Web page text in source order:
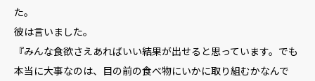
た。
彼は言いました。
『みんな食欲さえあればいい結果が出せると思っています。でも
本当に大事なのは、目の前の食べ物にいかに取り組むかなんで